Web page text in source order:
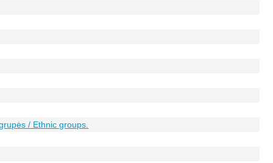
/ Ethnic groups.